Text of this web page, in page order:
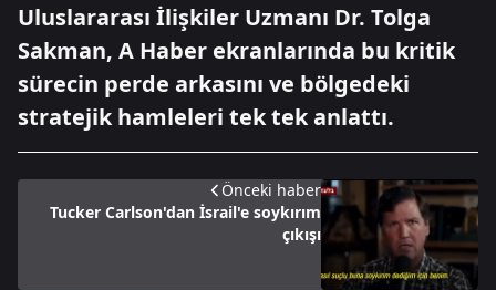
Uluslararası İlişkiler Uzmanı Dr. Tolga
Sakman, A Haber ekranlarında bu kritik
sürecin perde arkasını ve bölgedeki
stratejik hamleleri tek tek anlattı.
Önceki haber
Tucker Carlson'dan İsrail'e soykırım
çıkışı